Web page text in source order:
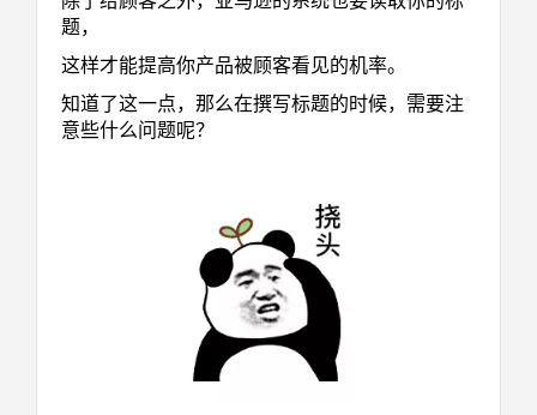
题，
这样才能提高你产品被顾客看见的机率。
知道了这一点，那么在撰写标题的时候，需要注
意些什么问题呢？